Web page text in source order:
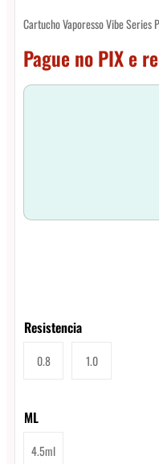
Cartucho Vaporesso Vibe
Pague no PIX e
Resistencia
0.8 1.0
ML
4.5ml